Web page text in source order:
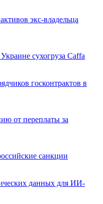
экс-владельца
сухогруза Caffa
госконтрактов в
от переплаты за
санкции
данных для ИИ-